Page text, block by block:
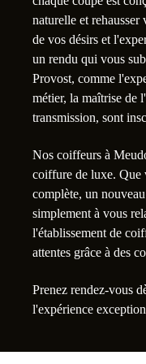
naturelle et rehausser
de vos désirs et
un rendu qui vous
Provost, comme
métier, la maîtrise de
transmission, sont
Nos coiffeurs à
coiffure de luxe. Que
complète, un
simplement à vous
l'établissement de
attentes grâce à des
Prenez rendez-vous
l'expérience